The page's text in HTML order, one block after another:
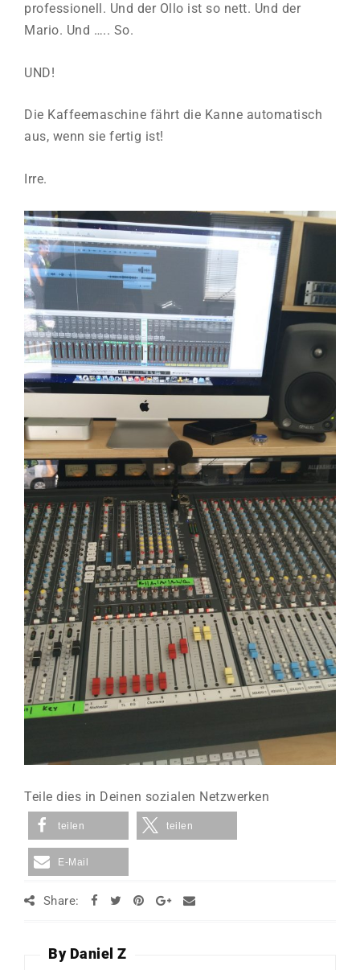
professionell. Und der Ollo ist so nett. Und der
Mario. Und ….. So.
UND!
Die Kaffeemaschine fährt die Kanne automatisch
aus, wenn sie fertig ist!
Irre.
Teile dies in Deinen sozialen Netzwerken
teilen teilen
E-Mail
Share:
By Daniel Z